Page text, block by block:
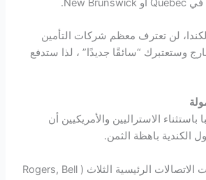
لن تعترف معظم شركات التأمين
وستعتبرك “سائقًا جديدًا” ، لذا ستدفع
الاستراليين والأمريكيين أن
الكندية باهظة الثمن.
اللقب المحلي لشركات الاتصالات الرئيسية الثلاث ( Rogers, Bell